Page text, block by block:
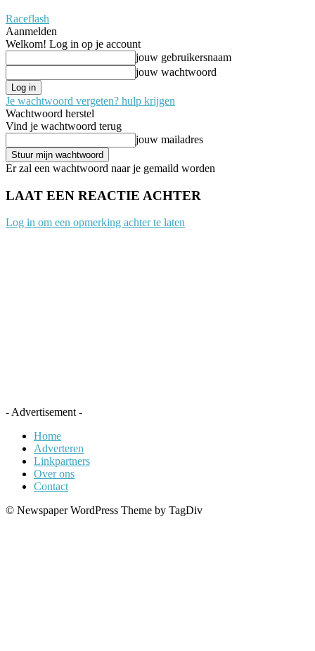
Raceflash
Aanmelden
Welkom! Log in op je account
jouw gebruikersnaam
jouw wachtwoord
Je wachtwoord vergeten? hulp krijgen
Wachtwoord herstel
Vind je wachtwoord terug
jouw mailadres
Er zal een wachtwoord naar je gemaild worden
LAAT EEN REACTIE ACHTER
Log in om een opmerking achter te laten
- Advertisement -
Home
Adverteren
Linkpartners
Over ons
Contact
© Newspaper WordPress Theme by TagDiv